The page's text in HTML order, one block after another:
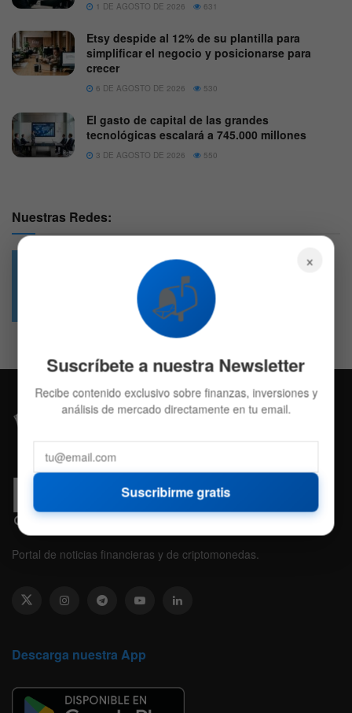
1 DE AGOSTO DE 2026 631
Etsy despide al 12% de su plantilla para
simplificar el negocio y posicionarse para
crecer
6 DE AGOSTO DE 2026 530
El gasto de capital de las grandes
tecnológicas escalará a 745.000 millones
3 DE AGOSTO DE 2026 550
Nuestras Redes:
4.7k
Followers
Portal de noticias financieras y de criptomonedas.
Descarga nuestra App
×
📬
Suscríbete a nuestra Newsletter
Recibe contenido exclusivo sobre finanzas, inversiones y
análisis de mercado directamente en tu email.
Suscribirme gratis